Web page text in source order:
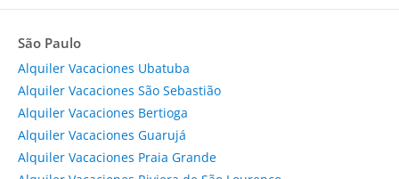
São Paulo
Alquiler Vacaciones Ubatuba
Alquiler Vacaciones São Sebastião
Alquiler Vacaciones Bertioga
Alquiler Vacaciones Guarujá
Alquiler Vacaciones Praia Grande